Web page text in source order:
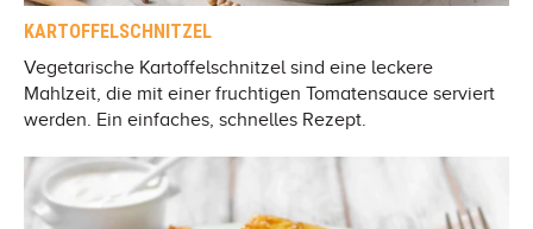
KARTOFFELSCHNITZEL
Vegetarische Kartoffelschnitzel sind eine leckere
Mahlzeit, die mit einer fruchtigen Tomatensauce serviert
werden. Ein einfaches, schnelles Rezept.